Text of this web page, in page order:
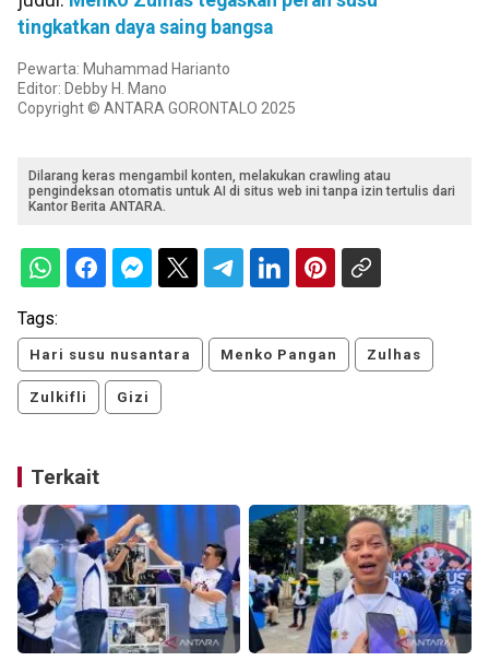
tingkatkan daya saing bangsa
Pewarta: Muhammad Harianto
Editor: Debby H. Mano
Copyright © ANTARA GORONTALO 2025
Dilarang keras mengambil konten, melakukan crawling atau
pengindeksan otomatis untuk AI di situs web ini tanpa izin tertulis dari
Kantor Berita ANTARA.
Tags:
Hari susu nusantara Menko Pangan Zulhas
Zulkifli Gizi
Terkait